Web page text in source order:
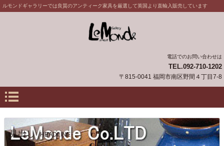
ルモンドギャラリーでは良質のアンティーク家具を厳選して英国より直輸入販売しています
電話でのお問い合わせは
TEL.092-710-1202
〒815-0041 福岡市南区野間４丁目7-8
見出し HEADLINE